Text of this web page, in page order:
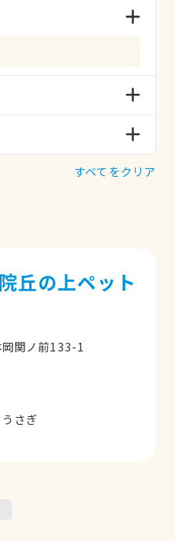
すべてをクリア
丘の上ペット
関ノ前133-1
うさぎ